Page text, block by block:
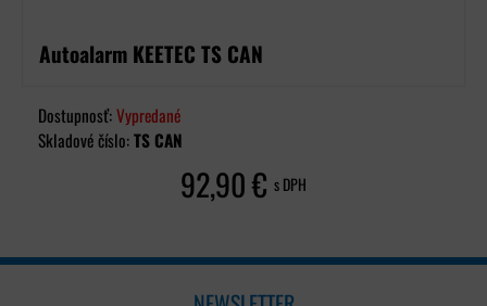
Autoalarm KEETEC TS CAN
Dostupnosť:Vypredané
Skladové číslo:TS CAN
92,90 € s DPH